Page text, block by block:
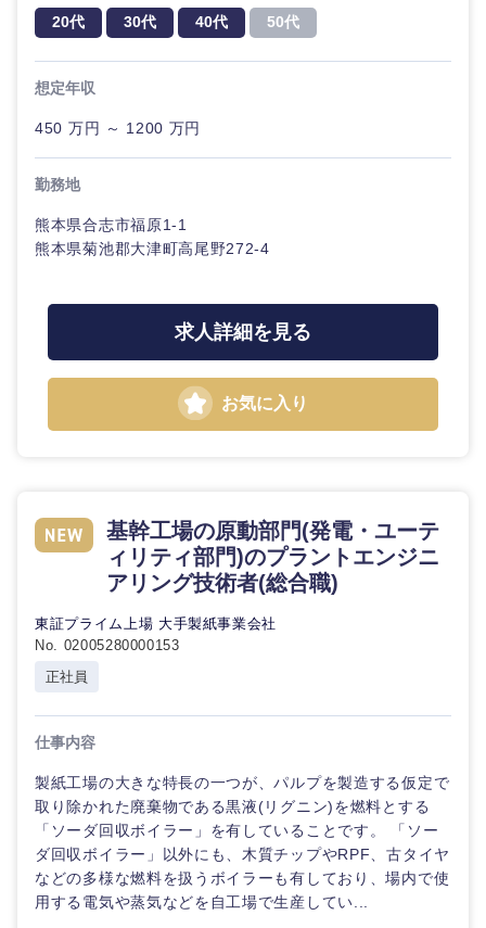
20代 30代 40代 50代
想定年収
450 万円 ～ 1200 万円
勤務地
熊本県合志市福原1-1
熊本県菊池郡大津町高尾野272-4
求人詳細を見る
お気に入り
基幹工場の原動部門(発電・ユーテ
ィリティ部門)のプラントエンジニ
アリング技術者(総合職)
東証プライム上場 大手製紙事業会社
No. 02005280000153
正社員
仕事内容
製紙工場の大きな特長の一つが、パルプを製造する仮定で
取り除かれた廃棄物である黒液(リグニン)を燃料とする
「ソーダ回収ボイラー」を有していることです。 「ソー
ダ回収ボイラー」以外にも、木質チップやRPF、古タイヤ
などの多様な燃料を扱うボイラーも有しており、場内で使
用する電気や蒸気などを自工場で生産してい...